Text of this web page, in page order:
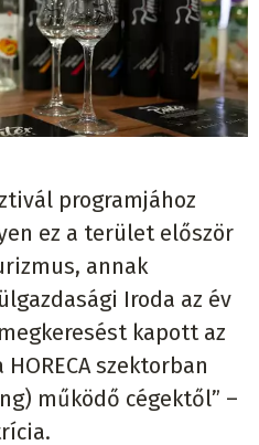
programjához
ez a terület először
annak
Iroda az év
kapott az
szektorban
működő cégektől” –